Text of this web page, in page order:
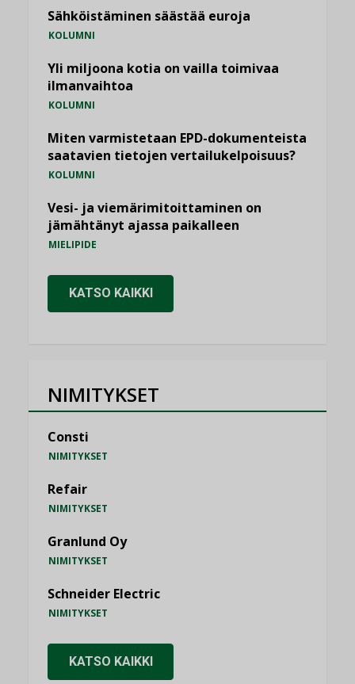
Sähköistäminen säästää euroja
KOLUMNI
Yli miljoona kotia on vailla toimivaa
ilmanvaihtoa
KOLUMNI
Miten varmistetaan EPD-dokumenteista
saatavien tietojen vertailukelpoisuus?
KOLUMNI
Vesi- ja viemärimitoittaminen on
jämähtänyt ajassa paikalleen
MIELIPIDE
KATSO KAIKKI
NIMITYKSET
Consti
NIMITYKSET
Refair
NIMITYKSET
Granlund Oy
NIMITYKSET
Schneider Electric
NIMITYKSET
KATSO KAIKKI